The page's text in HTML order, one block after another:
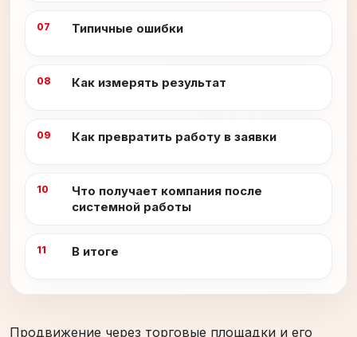
Типичные ошибки
Как измерять результат
Как превратить работу в заявки
Что получает компания после
системной работы
В итоге
Продвижение через торговые площадки и его